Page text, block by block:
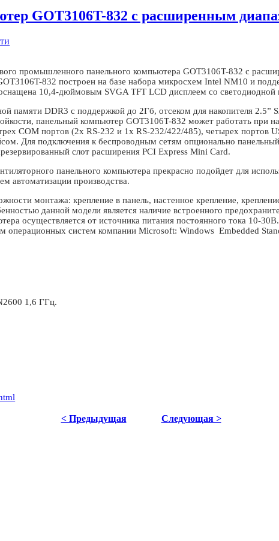
GOT3106T-832 с расширенным
промышленного панельного компьютера GOT3106T-832 с
832 построен на базе набора микросхем Intel NM10 и
10,4-дюймовым SVGA TFT LCD дисплеем со светодиодной
памяти DDR3 с поддержкой до 2Гб, отсеком для накопителя 2.5”
панельный компьютер GOT3106T-832 может работать при
COM портов (2х RS-232 и 1х RS-232/422/485), четырех портов
Для подключения к беспроводным сетям опционально
слот расширения PCI Express Mini Card.
панельного компьютера прекрасно подойдет для
автоматизации производства.
монтажа: крепление в панель, настенное крепление,
данной модели является наличие встроенного
осуществляется от источника питания постоянного тока 10-
операционных систем компании Microsoft: Windows Embedded
1,6 ГГц.
< Предыдущая Следующая >